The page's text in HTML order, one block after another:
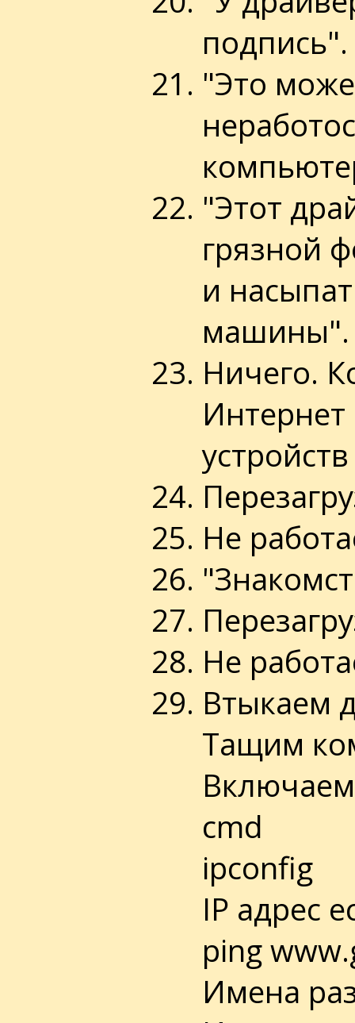
"Это
"Этот
грязной
и
Ничего.
Интернет
Не
Не
Втыкаем
Тащим
cmd
ipconfig
IP адрес
ping
Имена